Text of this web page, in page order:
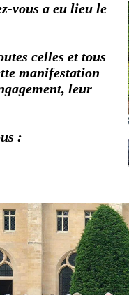
vous a eu lieu le
celles et tous
manifestation
leur
: